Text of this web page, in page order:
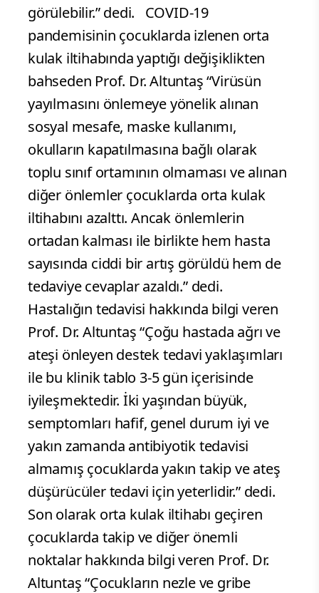
görülebilir.” dedi. COVID-19
pandemisinin çocuklarda izlenen orta
kulak iltihabında yaptığı değişiklikten
bahseden Prof. Dr. Altuntaş “Virüsün
yayılmasını önlemeye yönelik alınan
sosyal mesafe, maske kullanımı,
okulların kapatılmasına bağlı olarak
toplu sınıf ortamının olmaması ve alınan
diğer önlemler çocuklarda orta kulak
iltihabını azalttı. Ancak önlemlerin
ortadan kalması ile birlikte hem hasta
sayısında ciddi bir artış görüldü hem de
tedaviye cevaplar azaldı.” dedi.
Hastalığın tedavisi hakkında bilgi veren
Prof. Dr. Altuntaş “Çoğu hastada ağrı ve
ateşi önleyen destek tedavi yaklaşımları
ile bu klinik tablo 3-5 gün içerisinde
iyileşmektedir. İki yaşından büyük,
semptomları hafif, genel durum iyi ve
yakın zamanda antibiyotik tedavisi
almamış çocuklarda yakın takip ve ateş
düşürücüler tedavi için yeterlidir.” dedi.
Son olarak orta kulak iltihabı geçiren
çocuklarda takip ve diğer önemli
noktalar hakkında bilgi veren Prof. Dr.
Altuntaş “Çocukların nezle ve gribe